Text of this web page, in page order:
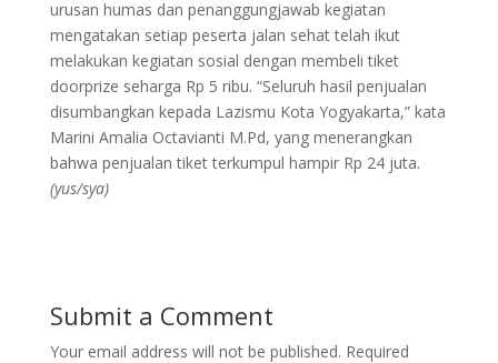
urusan humas dan penanggungjawab kegiatan
mengatakan setiap peserta jalan sehat telah ikut
melakukan kegiatan sosial dengan membeli tiket
doorprize seharga Rp 5 ribu. “Seluruh hasil penjualan
disumbangkan kepada Lazismu Kota Yogyakarta,” kata
Marini Amalia Octavianti M.Pd, yang menerangkan
bahwa penjualan tiket terkumpul hampir Rp 24 juta.
(yus/sya)
Submit a Comment
Your email address will not be published. Required